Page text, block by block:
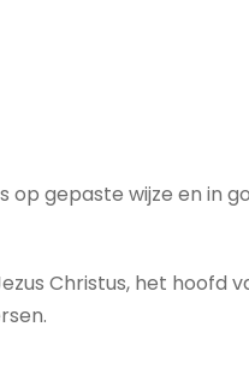
op gepaste wijze en in
Christus, het hoofd